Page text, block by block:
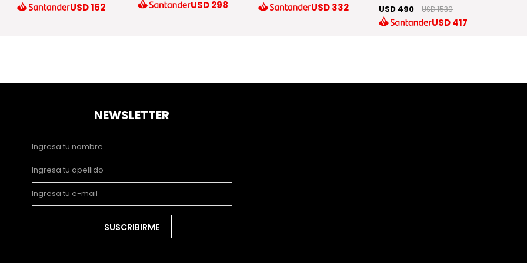
USD162 USD298 USD332 USD 490 USD 1530
USD417
NEWSLETTER
SUSCRIBIRME